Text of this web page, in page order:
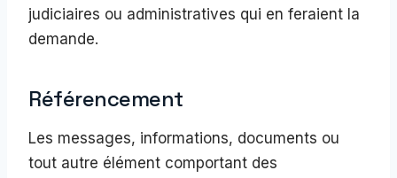
judiciaires ou administratives qui en feraient la
demande.
Référencement
Les messages, informations, documents ou
tout autre élément comportant des